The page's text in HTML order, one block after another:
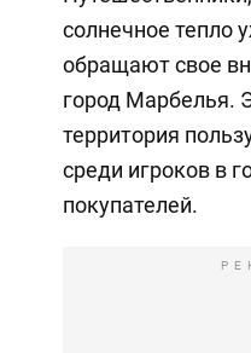
солнечное тепло
обращают свое
город Марбелья.
территория
среди игроков в
покупателей.